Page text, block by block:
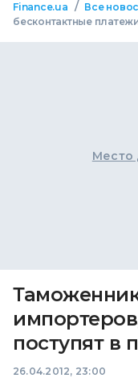
Finance.ua / Все
бесконтактные
Место
поступят в
26.04.2012, 23:00